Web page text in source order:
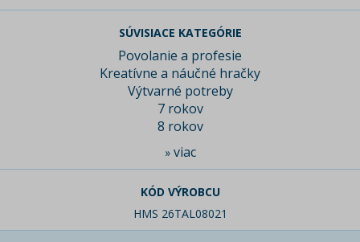
SÚVISIACE KATEGÓRIE
Povolanie a profesie
Kreatívne a náučné hračky
Výtvarné potreby
7 rokov
8 rokov
» viac
KÓD VÝROBCU
HMS 26TAL08021